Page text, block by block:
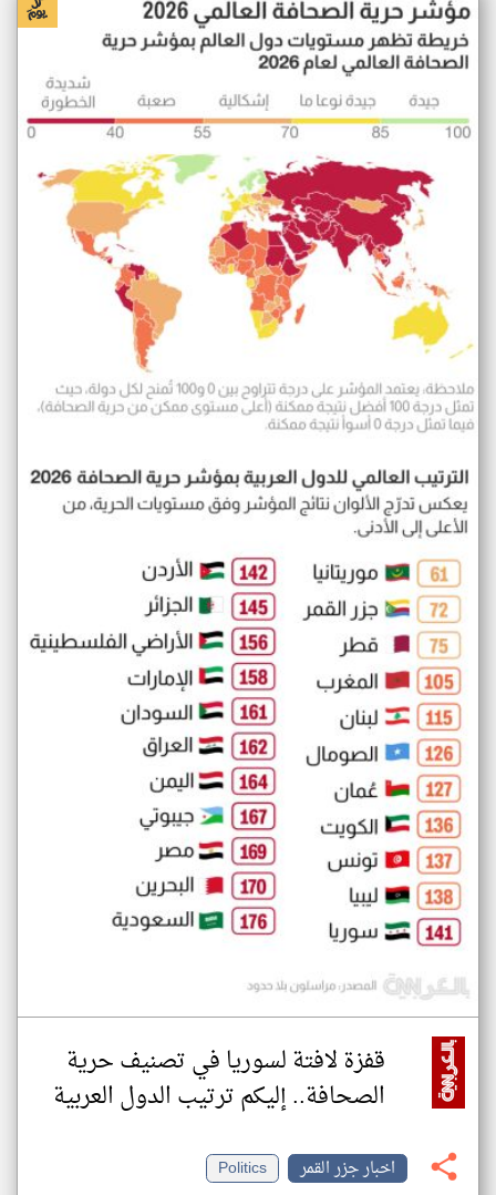
قفزة لافتة لسوريا في تصنيف حرية
الصحافة.. إليكم ترتيب الدول العربية
اخبار جزر القمر
Politics